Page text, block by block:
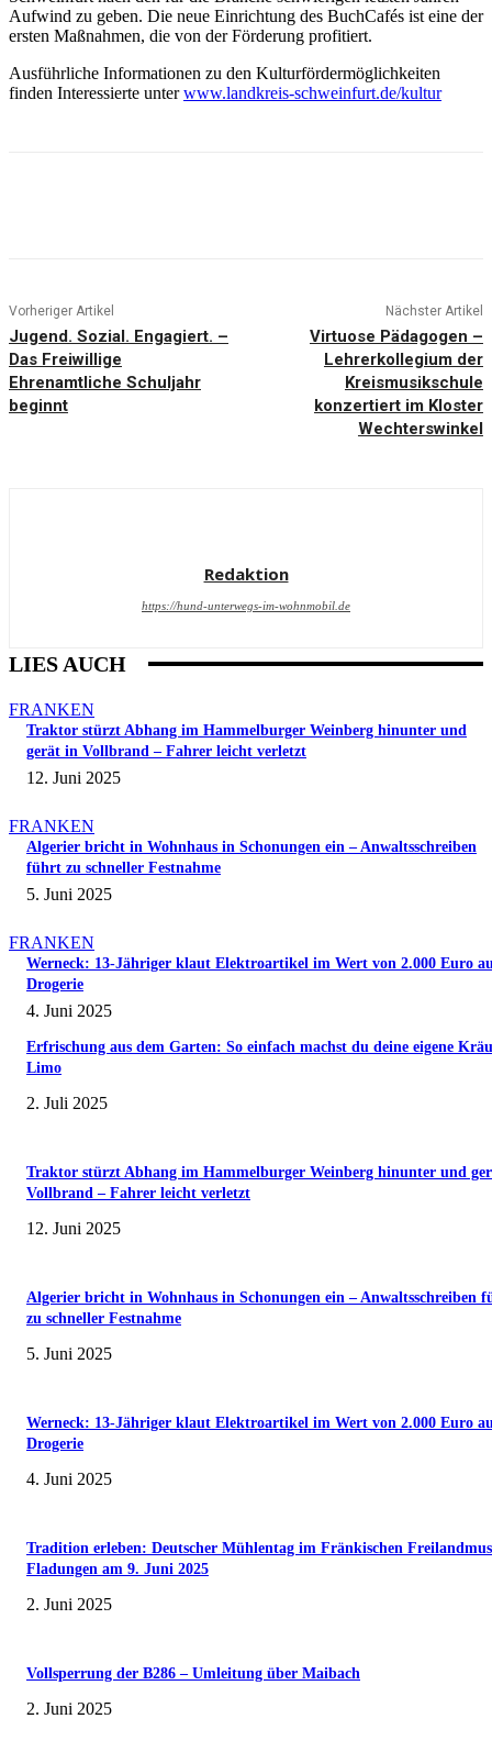
Aufwind zu geben. Die neue Einrichtung des BuchCafés ist eine der
ersten Maßnahmen, die von der Förderung profitiert.
Ausführliche Informationen zu den Kulturfördermöglichkeiten
finden Interessierte unterwww.landkreis-schweinfurt.de/kultur
Vorheriger Artikel
Jugend. Sozial. Engagiert. –
Das Freiwillige
Ehrenamtliche Schuljahr
beginnt
Nächster Artikel
Virtuose Pädagogen –
Lehrerkollegium der
Kreismusikschule
konzertiert im Kloster
Wechterswinkel
Redaktion
https://hund-unterwegs-im-wohnmobil.de
LIES AUCH
FRANKEN
Traktor stürzt Abhang im Hammelburger Weinberg hinunter und
gerät in Vollbrand – Fahrer leicht verletzt
12. Juni 2025
FRANKEN
Algerier bricht in Wohnhaus in Schonungen ein – Anwaltsschreiben
führt zu schneller Festnahme
5. Juni 2025
FRANKEN
Werneck: 13-Jähriger klaut Elektroartikel im Wert von 2.000 Euro
Drogerie
4. Juni 2025
Erfrischung aus dem Garten: So einfach machst du deine eigene
Limo
2. Juli 2025
Traktor stürzt Abhang im Hammelburger Weinberg hinunter und
Vollbrand – Fahrer leicht verletzt
12. Juni 2025
Algerier bricht in Wohnhaus in Schonungen ein – Anwaltsschreiben
zu schneller Festnahme
5. Juni 2025
Werneck: 13-Jähriger klaut Elektroartikel im Wert von 2.000 Euro
Drogerie
4. Juni 2025
Tradition erleben: Deutscher Mühlentag im Fränkischen
Fladungen am 9. Juni 2025
2. Juni 2025
Vollsperrung der B286 – Umleitung über Maibach
2. Juni 2025